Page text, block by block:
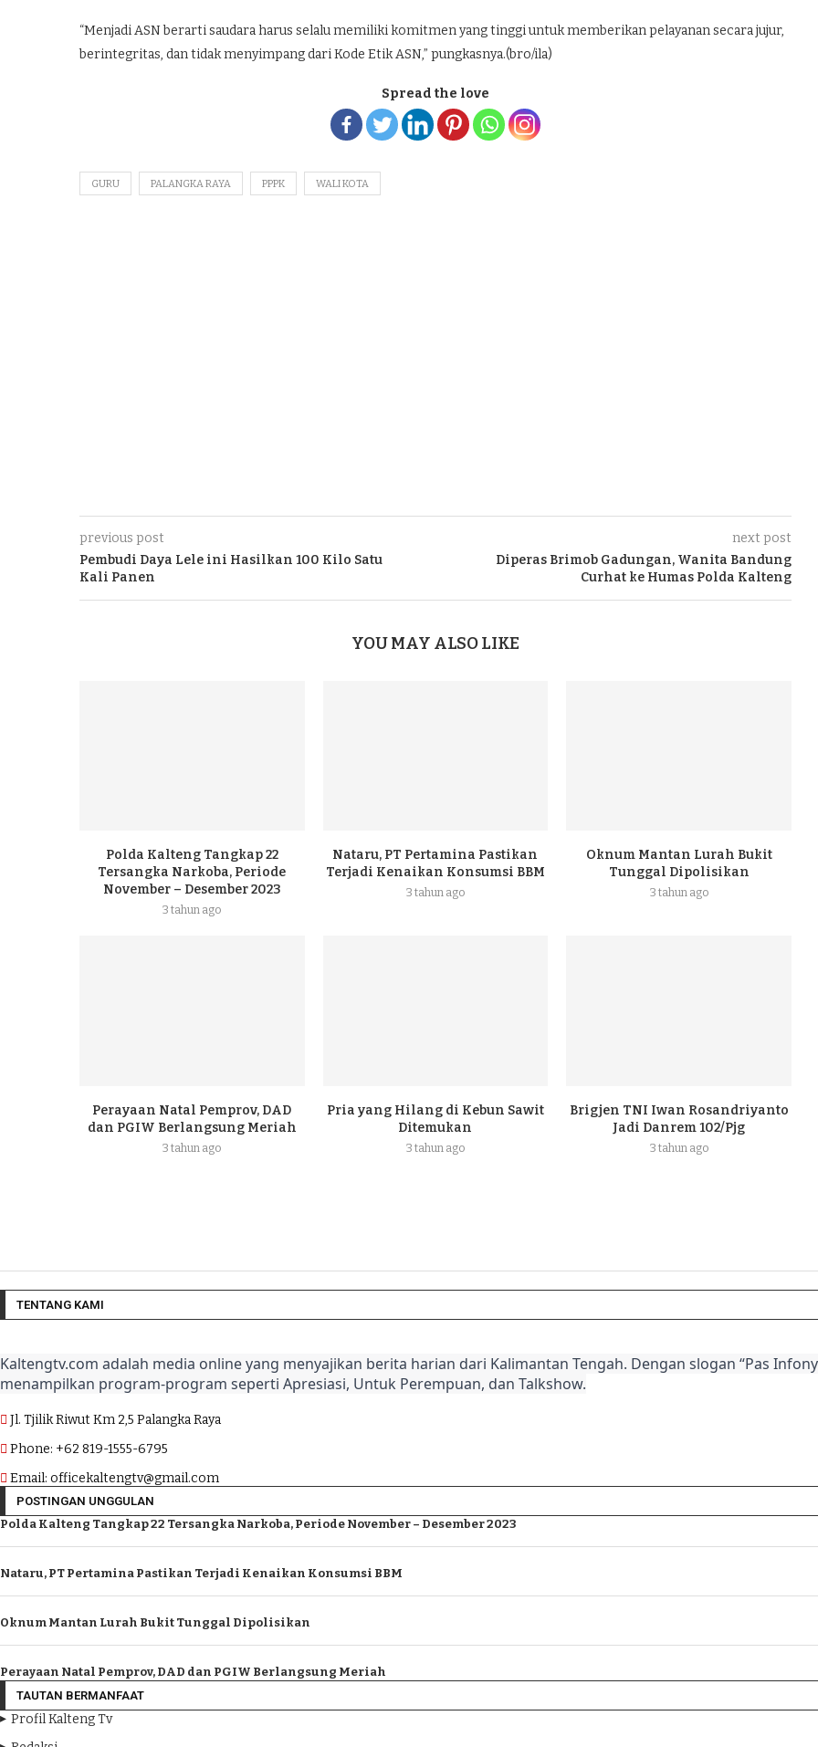
“Menjadi ASN berarti saudara harus selalu memiliki komitmen yang tinggi untuk memberikan pelayanan secara jujur,
berintegritas, dan tidak menyimpang dari Kode Etik ASN,” pungkasnya.(bro/ila)
Spread the love
GURU PALANGKA RAYA PPPK WALI KOTA
previous post
Pembudi Daya Lele ini Hasilkan 100 Kilo Satu
Kali Panen
next post
Diperas Brimob Gadungan, Wanita Bandung
Curhat ke Humas Polda Kalteng
YOU MAY ALSO LIKE
Polda Kalteng Tangkap 22
Tersangka Narkoba, Periode
November – Desember 2023
3 tahun ago
Nataru, PT Pertamina Pastikan
Terjadi Kenaikan Konsumsi BBM
3 tahun ago
Oknum Mantan Lurah Bukit
Tunggal Dipolisikan
3 tahun ago
Perayaan Natal Pemprov, DAD
dan PGIW Berlangsung Meriah
3 tahun ago
Pria yang Hilang di Kebun Sawit
Ditemukan
3 tahun ago
Brigjen TNI Iwan Rosandriyanto
Jadi Danrem 102/Pjg
3 tahun ago
TENTANG KAMI
Kaltengtv.com adalah media online yang menyajikan berita harian dari Kalimantan Tengah. Dengan slogan “Pas
menampilkan program-program seperti Apresiasi, Untuk Perempuan, dan Talkshow.
Jl. Tjilik Riwut Km 2,5 Palangka Raya
Phone: +62 819-1555-6795
Email: officekaltengtv@gmail.com
POSTINGAN UNGGULAN
Polda Kalteng Tangkap 22 Tersangka Narkoba, Periode November – Desember 2023
Nataru, PT Pertamina Pastikan Terjadi Kenaikan Konsumsi BBM
Oknum Mantan Lurah Bukit Tunggal Dipolisikan
Perayaan Natal Pemprov, DAD dan PGIW Berlangsung Meriah
TAUTAN BERMANFAAT
Profil Kalteng Tv